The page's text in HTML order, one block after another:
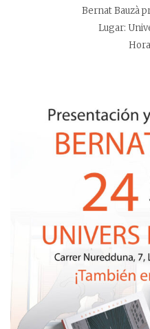
Bernat Bauzà
Lugar: